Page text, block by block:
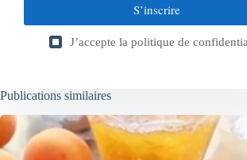
S’inscrire
J’accepte la politique de
Publications similaires